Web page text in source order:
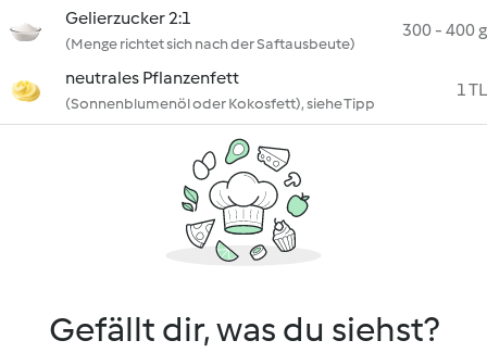
Gelierzucker 2:1
(Menge richtet sich nach der Saftausbeute)
300 - 400 g
neutrales Pflanzenfett
(Sonnenblumenöl oder Kokosfett), siehe Tipp
1 TL
Gefällt dir, was du siehst?